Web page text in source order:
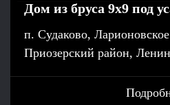
Дом из бруса 9х9 под
п. Судаково,
Приозерский район,